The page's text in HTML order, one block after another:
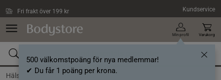
Fri frakt över 199 kr Kundservice
Min profil
500 välkomstpoäng för nya medlemmar!
✔ Du får 1 poäng per krona.
Varukorg
Hälsa / Mineraler /Magnesium